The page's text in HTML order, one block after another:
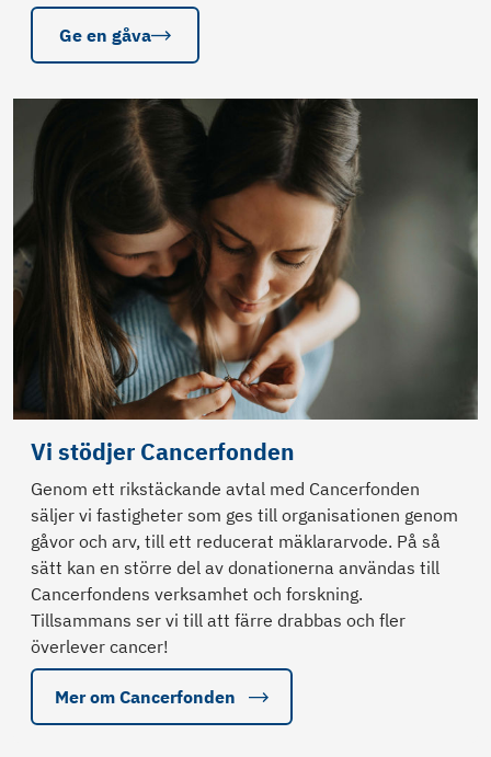
Ge en gåva
Vi stödjer Cancerfonden
Genom ett rikstäckande avtal med Cancerfonden
säljer vi fastigheter som ges till organisationen genom
gåvor och arv, till ett reducerat mäklararvode. På så
sätt kan en större del av donationerna användas till
Cancerfondens verksamhet och forskning.
Tillsammans ser vi till att färre drabbas och fler
överlever cancer!
Mer om Cancerfonden